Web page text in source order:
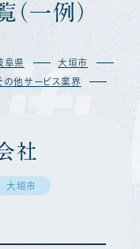
（ 一例 ）
阜県 大垣市
の他サービス業界 アイ
社
大垣市